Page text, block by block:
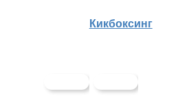
Кикбоксинг